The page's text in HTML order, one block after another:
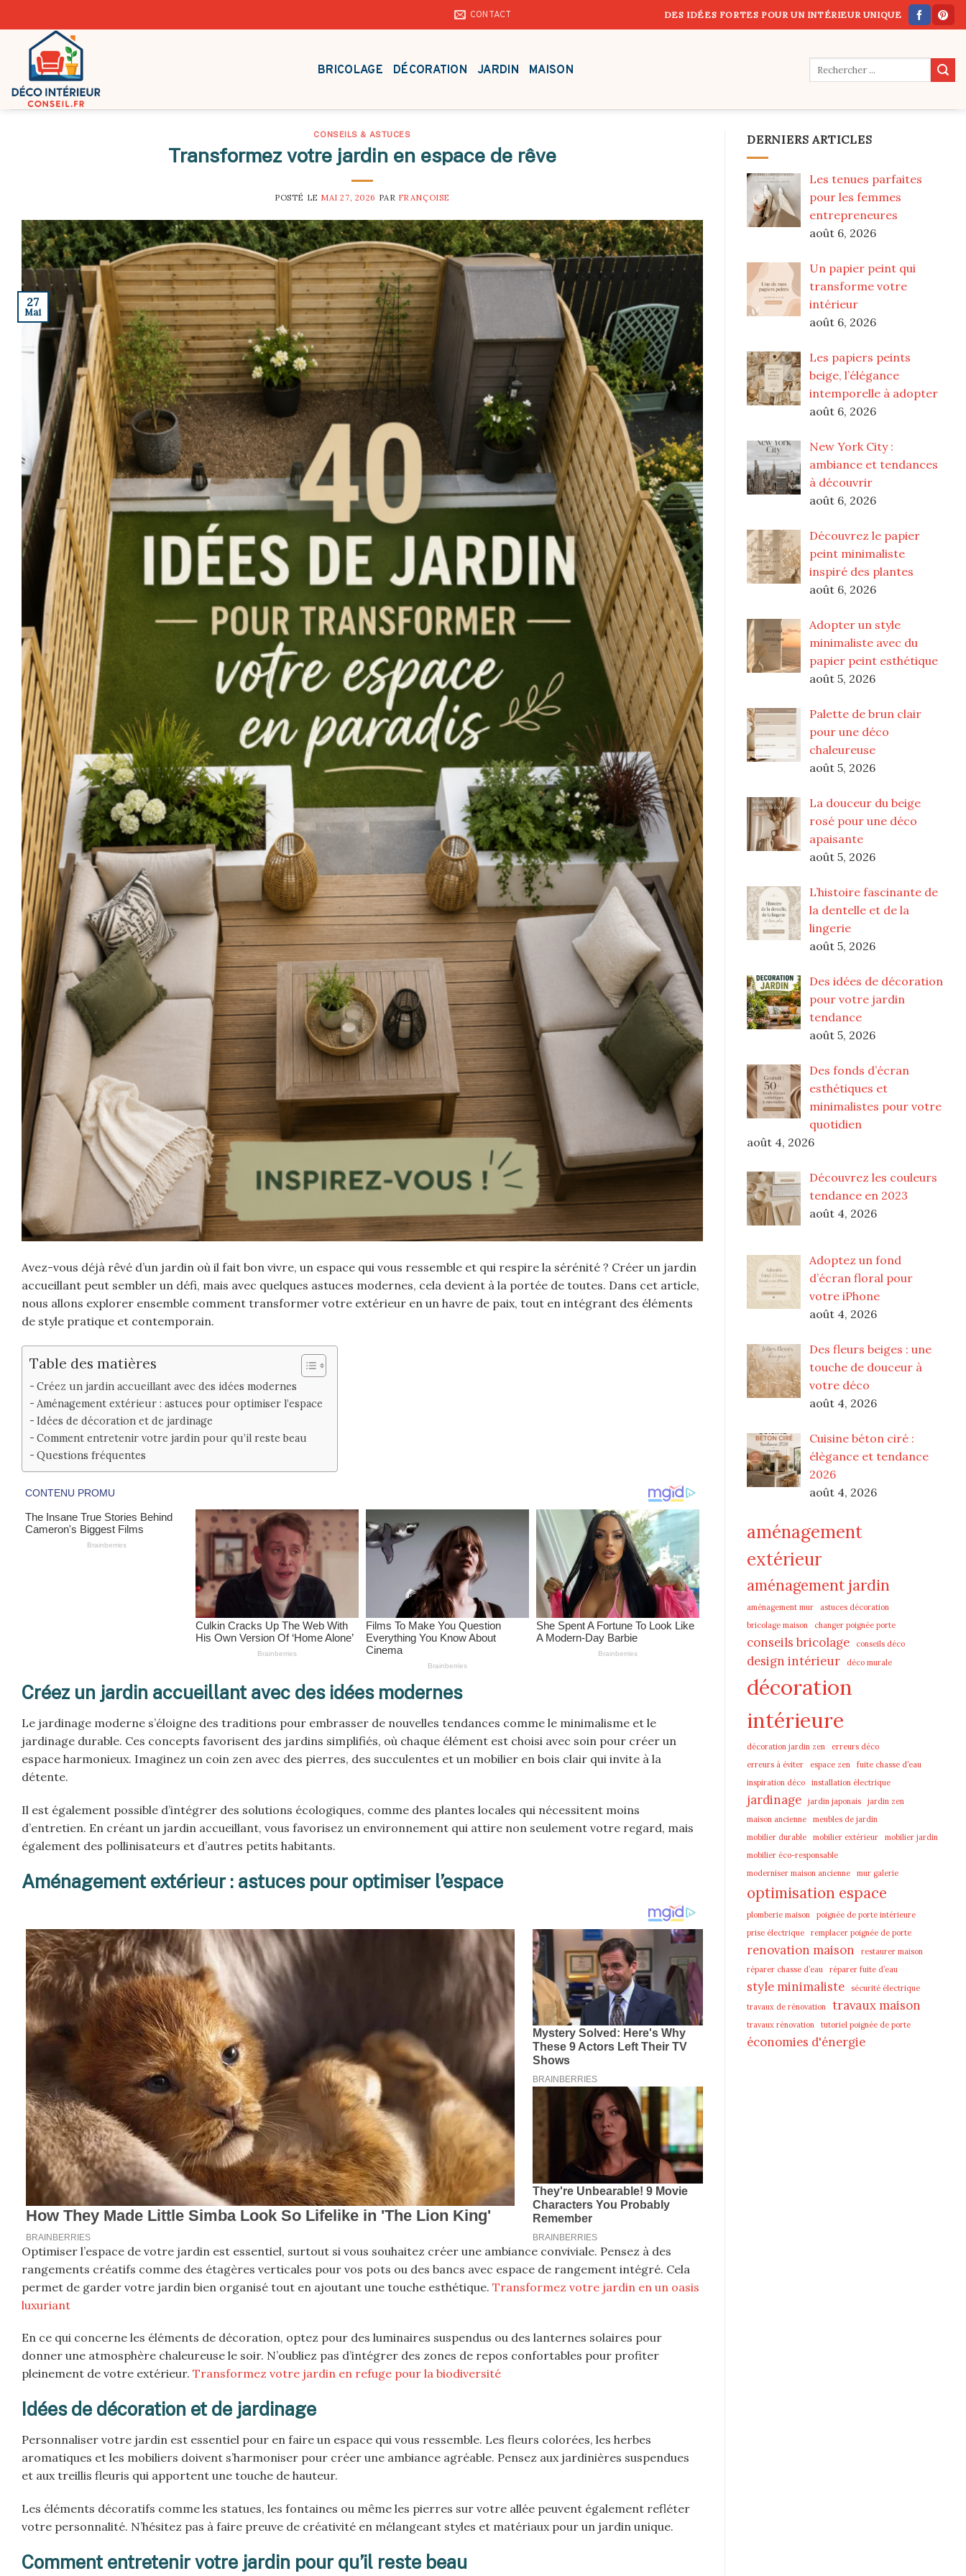
to
content
CONTACT DES IDÉES FORTES POUR UN INTÉRIEUR UNIQUE
BRICOLAGE DÉCORATION JARDIN MAISON
CONSEILS & ASTUCES
Transformez votre jardin en espace de rêve
POSTÉ LE MAI 27, 2026 PAR FRANÇOISE
27
Mai
Avez-vous déjà rêvé d’un jardin où il fait bon vivre, un espace qui vous ressemble et qui respire la sérénité ? Créer un jardin
accueillant peut sembler un défi, mais avec quelques astuces modernes, cela devient à la portée de toutes. Dans cet article,
nous allons explorer ensemble comment transformer votre extérieur en un havre de paix, tout en intégrant des éléments
de style pratique et contemporain.
Table des matières
Créez un jardin accueillant avec des idées modernes
Aménagement extérieur : astuces pour optimiser l’espace
Idées de décoration et de jardinage
Comment entretenir votre jardin pour qu’il reste beau
Questions fréquentes
Créez un jardin accueillant avec des idées modernes
Le jardinage moderne s’éloigne des traditions pour embrasser de nouvelles tendances comme le minimalisme et le
jardinage durable. Ces concepts favorisent des jardins simplifiés, où chaque élément est choisi avec soin pour créer un
espace harmonieux. Imaginez un coin zen avec des pierres, des succulentes et un mobilier en bois clair qui invite à la
détente.
Il est également possible d’intégrer des solutions écologiques, comme des plantes locales qui nécessitent moins
d’entretien. En créant un jardin accueillant, vous favorisez un environnement qui attire non seulement votre regard, mais
également des pollinisateurs et d’autres petits habitants.
Aménagement extérieur : astuces pour optimiser l’espace
Optimiser l’espace de votre jardin est essentiel, surtout si vous souhaitez créer une ambiance conviviale. Pensez à des
rangements créatifs comme des étagères verticales pour vos pots ou des bancs avec espace de rangement intégré. Cela
permet de garder votre jardin bien organisé tout en ajoutant une touche esthétique. Transformez votre jardin en un oasis
luxuriant
En ce qui concerne les éléments de décoration, optez pour des luminaires suspendus ou des lanternes solaires pour
donner une atmosphère chaleureuse le soir. N’oubliez pas d’intégrer des zones de repos confortables pour profiter
pleinement de votre extérieur. Transformez votre jardin en refuge pour la biodiversité
Idées de décoration et de jardinage
Personnaliser votre jardin est essentiel pour en faire un espace qui vous ressemble. Les fleurs colorées, les herbes
aromatiques et les mobiliers doivent s’harmoniser pour créer une ambiance agréable. Pensez aux jardinières suspendues
et aux treillis fleuris qui apportent une touche de hauteur.
Les éléments décoratifs comme les statues, les fontaines ou même les pierres sur votre allée peuvent également refléter
votre personnalité. N’hésitez pas à faire preuve de créativité en mélangeant styles et matériaux pour un jardin unique.
Comment entretenir votre jardin pour qu’il reste beau
DERNIERS ARTICLES
Les tenues parfaites
pour les femmes
entrepreneures
août 6, 2026
Un papier peint qui
transforme votre
intérieur
août 6, 2026
Les papiers peints
beige, l’élégance
intemporelle à adopter
août 6, 2026
New York City :
ambiance et tendances
à découvrir
août 6, 2026
Découvrez le papier
peint minimaliste
inspiré des plantes
août 6, 2026
Adopter un style
minimaliste avec du
papier peint esthétique
août 5, 2026
Palette de brun clair
pour une déco
chaleureuse
août 5, 2026
La douceur du beige
rosé pour une déco
apaisante
août 5, 2026
L’histoire fascinante de
la dentelle et de la
lingerie
août 5, 2026
Des idées de décoration
pour votre jardin
tendance
août 5, 2026
Des fonds d’écran
esthétiques et
minimalistes pour votre
quotidien
août 4, 2026
Découvrez les couleurs
tendance en 2023
août 4, 2026
Adoptez un fond
d’écran floral pour
votre iPhone
août 4, 2026
Des fleurs beiges : une
touche de douceur à
votre déco
août 4, 2026
Cuisine béton ciré :
élègance et tendance
2026
août 4, 2026
aménagement
extérieur
aménagement jardin
aménagement mur
astuces décoration
bricolage maison
changer poignée porte
conseils bricolage conseils déco
design intérieur déco murale
décoration
intérieure
décoration jardin zen
erreurs déco
erreurs à éviter
espace zen
fuite chasse d’eau
inspiration déco
installation électrique
jardinage jardin japonais
jardin zen
maison ancienne
meubles de jardin
mobilier durable
mobilier extérieur
mobilier jardin
mobilier éco-responsable
moderniser maison ancienne
mur galerie
optimisation espace
plomberie maison
poignée de porte intérieure
prise électrique
remplacer poignée de porte
renovation maison
restaurer maison
réparer chasse d’eau
réparer fuite d’eau
style minimaliste
sécurité électrique
travaux de rénovation
travaux maison
travaux rénovation tutoriel poignée de porte
économies d'énergie